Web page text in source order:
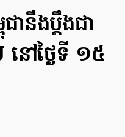
ជានឹងប្ដឹងជា
ៅថ្ងៃទី ១៥